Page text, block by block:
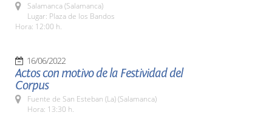
Salamanca (Salamanca)
Lugar: Plaza de los Bandos
Hora: 12:00 h.
16/06/2022
Actos con motivo de la Festividad del
Corpus
Fuente de San Esteban (La) (Salamanca)
Hora: 13:30 h.